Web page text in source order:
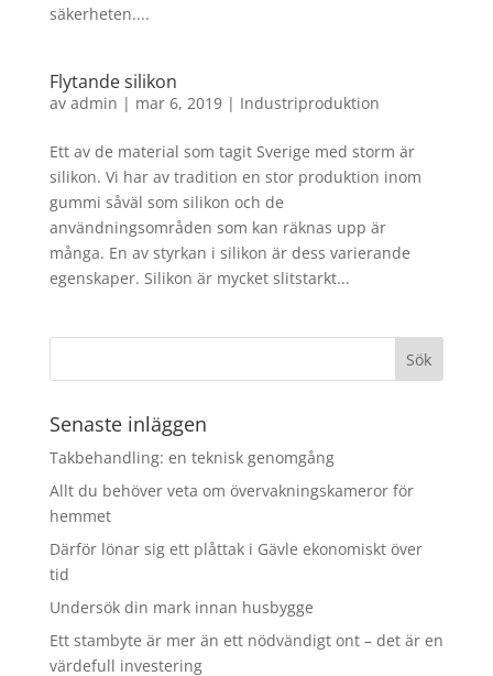
säkerheten....
Flytande silikon
av admin | mar 6, 2019| Industriproduktion
Ett av de material som tagit Sverige med storm är
silikon. Vi har av tradition en stor produktion inom
gummi såväl som silikon och de
användningsområden som kan räknas upp är
många. En av styrkan i silikon är dess varierande
egenskaper. Silikon är mycket slitstarkt...
Senaste inläggen
Takbehandling: en teknisk genomgång
Allt du behöver veta om övervakningskameror för
hemmet
Därför lönar sig ett plåttak i Gävle ekonomiskt över
tid
Undersök din mark innan husbygge
Ett stambyte är mer än ett nödvändigt ont – det är en
värdefull investering